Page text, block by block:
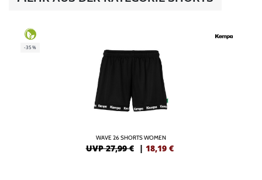
-35%
WAVE 26 SHORTS WOMEN
UVP 27,99 € | 18,19 €